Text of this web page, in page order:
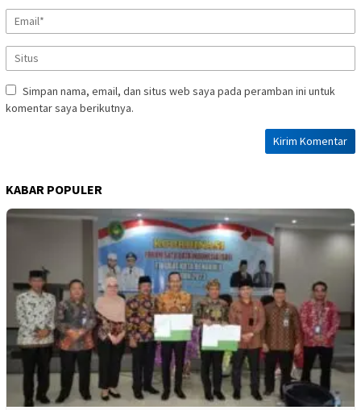
Simpan nama, email, dan situs web saya pada peramban ini untuk
komentar saya berikutnya.
KABAR POPULER